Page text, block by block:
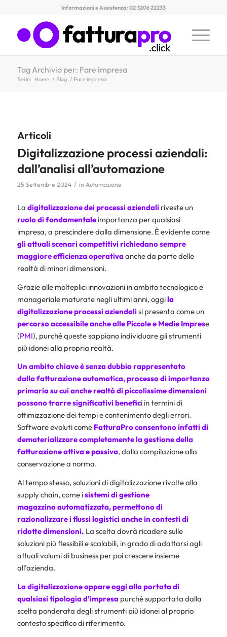
Informazioni e Assistenza: 02 3206 22233
Tag Archivio per: Fare impresa
Sei in: Home / Blog / Fare impresa
Articoli
Digitalizzazione processi aziendali:
dall’analisi all’automazione
25 Settembre 2024 / in Automazione
La digitalizzazione dei processi aziendaliriveste un
ruolo di fondamentaleimportanza per qualsiasi
impresa, a prescindere dalla dimensione. È evidente come
gli attuali scenari competitivi richiedano sempre
maggiore efficienza operativaanche da parte delle
realtà di minori dimensioni.
Grazie alle molteplici innovazioni in ambito tecnologico e
manageriale maturate negli ultimi anni, oggila
digitalizzazioneprocessi aziendalisi presenta come un
percorso accessibile anche alle Piccole e Medie Imprese
(PMI), purché queste sappiano individuare gli strumenti
più idonei alla propria realtà.
Un ambito chiave è senza dubbio rappresentato
dallafatturazione automatica, processo di importanza
primaria su cui anche realtà di piccolissime dimensioni
possono trarre significativi benefici in termini di
ottimizzazione dei tempi e contenimento degli errori.
Software evoluti come FatturaProconsentono infatti di
dematerializzare completamente la gestione della
fatturazione attiva e passiva, dalla compilazione alla
conservazione a norma.
Al tempo stesso, soluzioni di digitalizzazione rivolte alla
supply chain, come isistemi digestione
magazzino automatizzata, permettono di
razionalizzare i flussi logistici anche in contesti di
ridotte dimensioni. La scelta dovrà ricadere sulle
soluzioni più flessibili e scalabili, in grado di adattarsi agli
attuali volumi di business per poi crescere insieme
all’azienda.
La digitalizzazione appare oggi alla portata di
qualsiasi tipologia d’impresapurché supportata dalla
scelta ponderata degli strumenti più idonei al proprio
contesto specifico di riferimento.